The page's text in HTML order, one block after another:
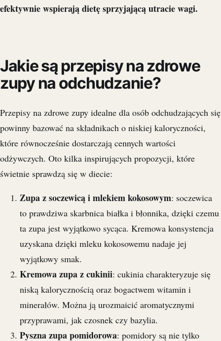
efektywnie wspierają dietę sprzyjającą utracie wagi.
Jakie są przepisy na zdrowe
zupy na odchudzanie?
Przepisy na zdrowe zupy idealne dla osób odchudzających się
powinny bazować na składnikach o niskiej kaloryczności,
które równocześnie dostarczają cennych wartości
odżywczych. Oto kilka inspirujących propozycji, które
świetnie sprawdzą się w diecie:
Zupa z soczewicą i mlekiem kokosowym: soczewica
to prawdziwa skarbnica białka i błonnika, dzięki czemu
ta zupa jest wyjątkowo sycąca. Kremowa konsystencja
uzyskana dzięki mleku kokosowemu nadaje jej
wyjątkowy smak.
Kremowa zupa z cukinii: cukinia charakteryzuje się
niską kalorycznością oraz bogactwem witamin i
minerałów. Można ją urozmaicić aromatycznymi
przyprawami, jak czosnek czy bazylia.
Pyszna zupa pomidorowa: pomidory są nie tylko